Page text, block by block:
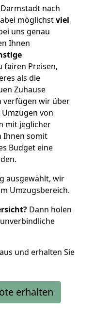
nach
möglichstviel
uns genau
Ihnen
fairen Preisen,
als die
Zuhause
verfügen wir über
von
mit jeglicher
Ihnen somit
Budget eine
ausgewählt, wir
Umzugsbereich.
Dann holen
und erhalten Sie
erhalten